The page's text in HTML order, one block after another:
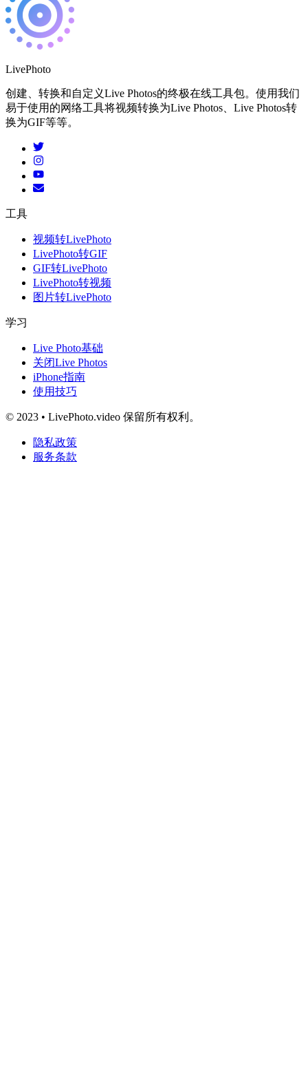
LivePhoto
创建、转换和自定义Live Photos的终极在线工具包。使用我们
易于使用的网络工具将视频转换为Live Photos、Live Photos转
换为GIF等等。
工具
视频转LivePhoto
LivePhoto转GIF
GIF转LivePhoto
LivePhoto转视频
图片转LivePhoto
学习
Live Photo基础
关闭Live Photos
iPhone指南
使用技巧
© 2023 • LivePhoto.video 保留所有权利。
隐私政策
服务条款